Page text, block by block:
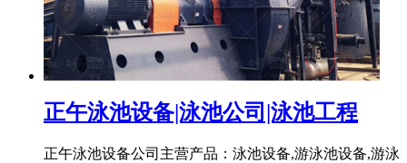
正午泳池设备|泳池公司|泳池工程
正午泳池设备公司主营产品：泳池设备,游泳池设备,游泳